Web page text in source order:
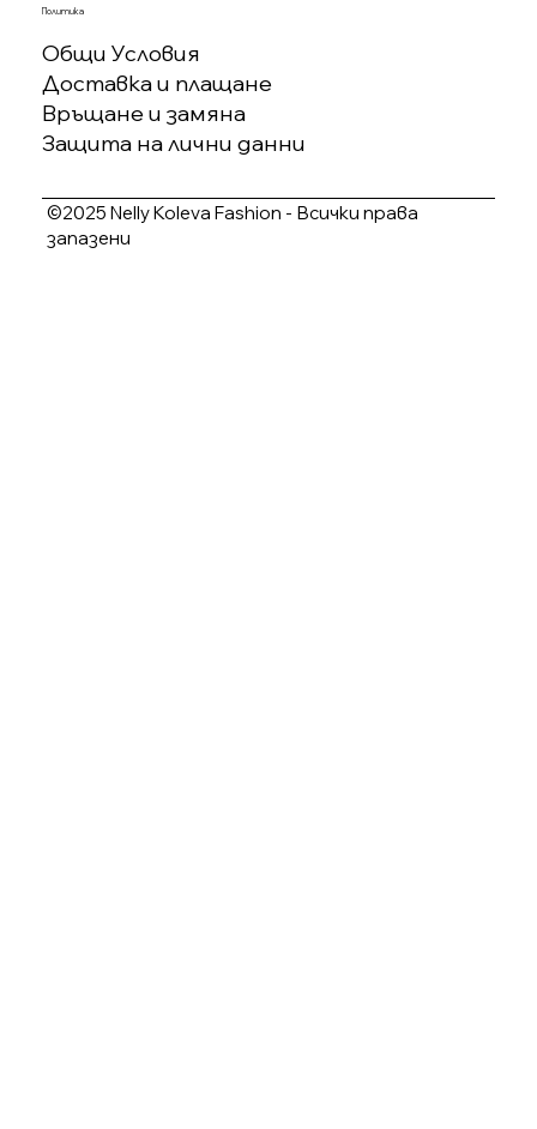
Политика
Общи Условия
Доставка и плащане
Връщане и замяна
Защита на лични данни
©2025 Nelly Koleva Fashion - Всички права
запазени